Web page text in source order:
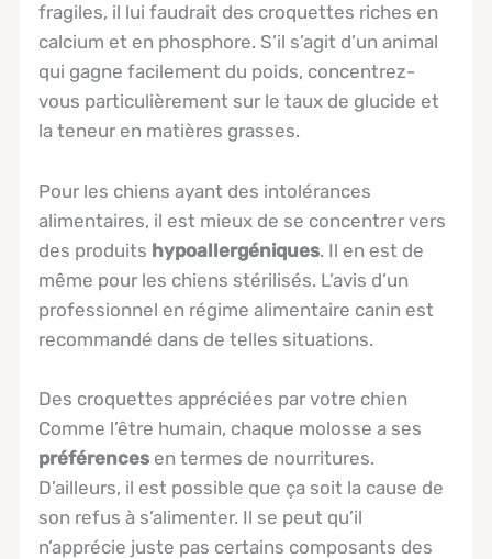
fragiles, il lui faudrait des croquettes riches en
calcium et en phosphore. S’il s’agit d’un animal
qui gagne facilement du poids, concentrez-
vous particulièrement sur le taux de glucide et
la teneur en matières grasses.
Pour les chiens ayant des intolérances
alimentaires, il est mieux de se concentrer vers
des produits hypoallergéniques. Il en est de
même pour les chiens stérilisés. L’avis d’un
professionnel en régime alimentaire canin est
recommandé dans de telles situations.
Des croquettes appréciées par votre chien
Comme l’être humain, chaque molosse a ses
préférences en termes de nourritures.
D’ailleurs, il est possible que ça soit la cause de
son refus à s’alimenter. Il se peut qu’il
n’apprécie juste pas certains composants des